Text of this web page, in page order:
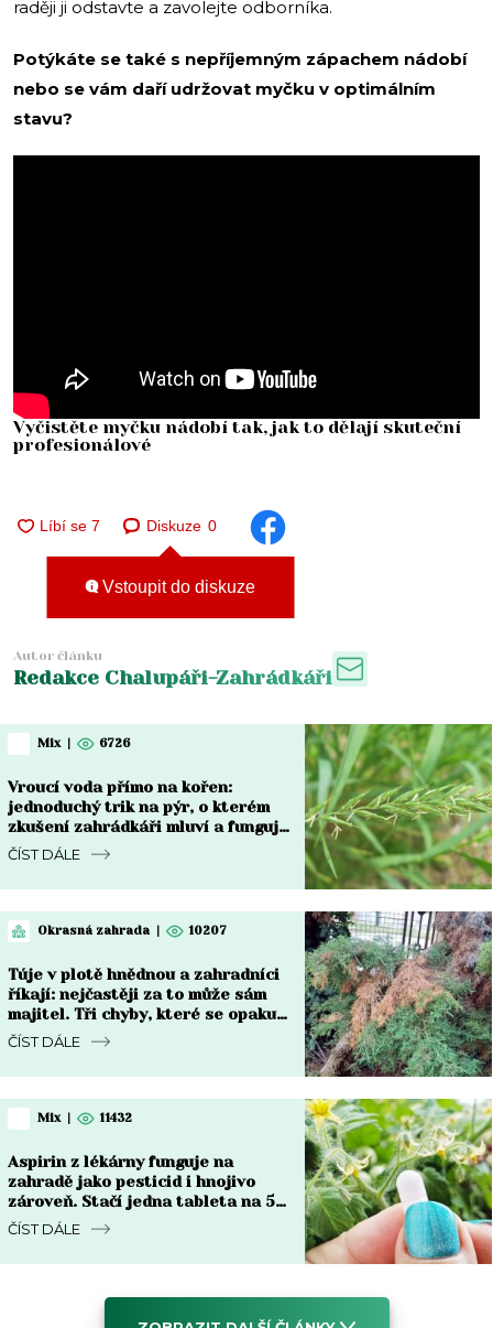
raději ji odstavte a zavolejte odborníka.
Potýkáte se také s nepříjemným zápachem nádobí
nebo se vám daří udržovat myčku v optimálním
stavu?
Vyčistěte myčku nádobí tak, jak to dělají skuteční
profesionálové
Diskuze 0
Vstoupit do diskuze
Autor článku
Redakce Chalupáři-Zahrádkáři
Mix 6726
Vroucí voda přímo na kořen:
jednoduchý trik na pýr, o kterém
zkušení zahrádkáři mluví a funguje
do týdne
ČÍST DÁLE
Okrasná zahrada 10207
Túje v plotě hnědnou a zahradníci
říkají: nejčastěji za to může sám
majitel. Tři chyby, které se opakují
každý rok
ČÍST DÁLE
Mix 11432
Aspirin z lékárny funguje na
zahradě jako pesticid i hnojivo
zároveň. Stačí jedna tableta na 5
litrů vody každé dva týdny
ČÍST DÁLE